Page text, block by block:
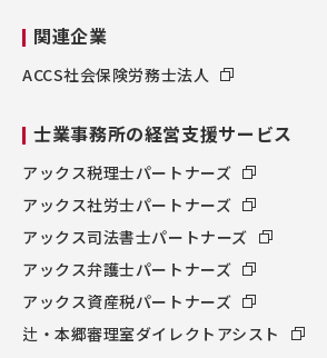
関連企業
ACCS社会保険労務士法人
士業事務所の経営支援サービス
アックス税理士パートナーズ
アックス社労士パートナーズ
アックス司法書士パートナーズ
アックス弁護士パートナーズ
アックス資産税パートナーズ
辻・本郷審理室ダイレクトアシスト